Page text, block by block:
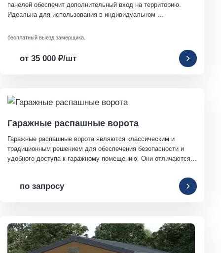
панелей обеспечит дополнительный вход на территорию.
Идеальна для использования в индивидуальном
бесплатный выезд замерщика.
от 35 000₽/шт
Гаражные распашные ворота
Гаражные распашные ворота являются классическим и
традиционным решением для обеспечения безопасности и
удобного доступа к гаражному помещению. Они отличаются
по запросу